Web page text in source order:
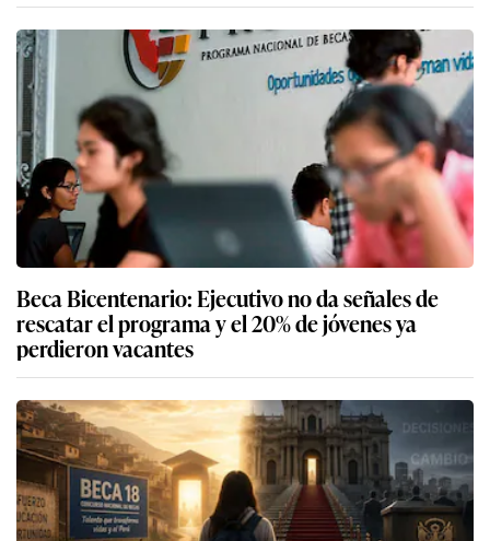
Beca Bicentenario: Ejecutivo no da señales de
rescatar el programa y el 20% de jóvenes ya
perdieron vacantes